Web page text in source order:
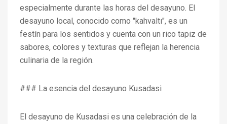
especialmente durante las horas del desayuno. El
desayuno local, conocido como "kahvaltı", es un
festín para los sentidos y cuenta con un rico tapiz de
sabores, colores y texturas que reflejan la herencia
culinaria de la región.
### La esencia del desayuno Kusadasi
El desayuno de Kusadasi es una celebración de la